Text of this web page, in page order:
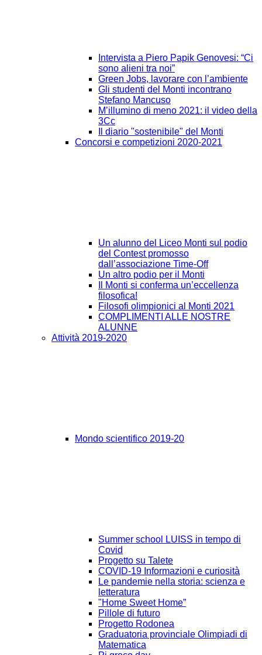
Intervista a Piero Papik Genovesi: “Ci
sono alieni tra noi”
Green Jobs, lavorare con l’ambiente
Gli studenti del Monti incontrano
Stefano Mancuso
M’illumino di meno 2021: il video della
3Cc
Il diario "sostenibile" del Monti
Concorsi e competizioni 2020-2021
Un alunno del Liceo Monti sul podio
del Contest promosso
dall’associazione Time-Off
Un altro podio per il Monti
Il Monti si conferma un’eccellenza
filosofica!
Filosofi olimpionici al Monti 2021
COMPLIMENTI ALLE NOSTRE
ALUNNE
Attività 2019-2020
Mondo scientifico 2019-20
Summer school LUISS in tempo di
Covid
Progetto su Talete
COVID-19 Informazioni e curiosità
Le pandemie nella storia: scienza e
letteratura
"Home Sweet Home”
Pillole di futuro
Progetto Rodonea
Graduatoria provinciale Olimpiadi di
Matematica